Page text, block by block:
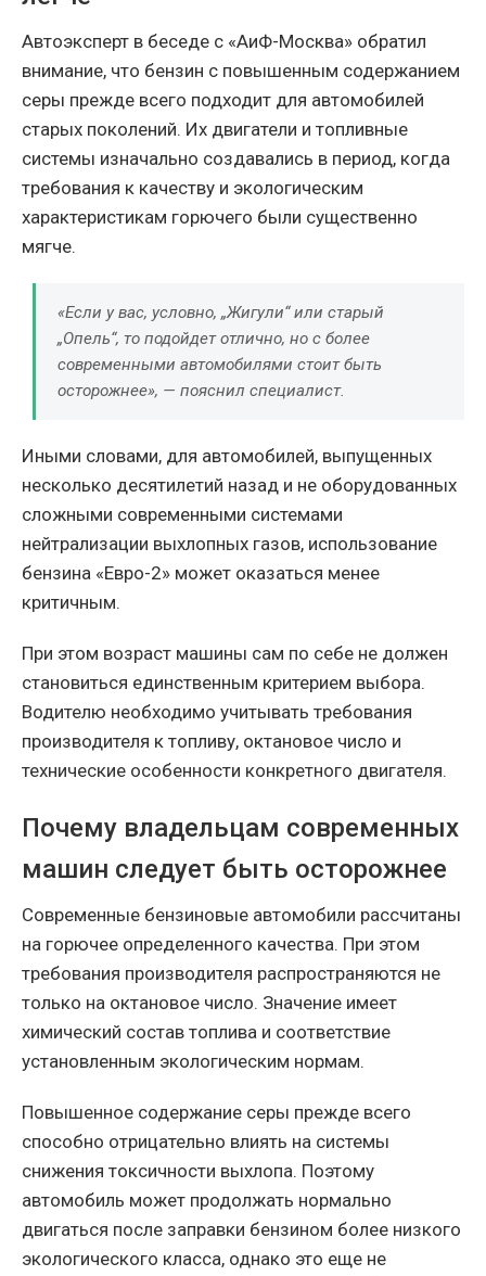
Автоэксперт в беседе с «АиФ-Москва» обратил
внимание, что бензин с повышенным содержанием
серы прежде всего подходит для автомобилей
старых поколений. Их двигатели и топливные
системы изначально создавались в период, когда
требования к качеству и экологическим
характеристикам горючего были существенно
мягче.
«Если у вас, условно, „Жигули“ или старый
„Опель“, то подойдет отлично, но с более
современными автомобилями стоит быть
осторожнее», — пояснил специалист.
Иными словами, для автомобилей, выпущенных
несколько десятилетий назад и не оборудованных
сложными современными системами
нейтрализации выхлопных газов, использование
бензина «Евро-2» может оказаться менее
критичным.
При этом возраст машины сам по себе не должен
становиться единственным критерием выбора.
Водителю необходимо учитывать требования
производителя к топливу, октановое число и
технические особенности конкретного двигателя.
Почему владельцам современных
машин следует быть осторожнее
Современные бензиновые автомобили рассчитаны
на горючее определенного качества. При этом
требования производителя распространяются не
только на октановое число. Значение имеет
химический состав топлива и соответствие
установленным экологическим нормам.
Повышенное содержание серы прежде всего
способно отрицательно влиять на системы
снижения токсичности выхлопа. Поэтому
автомобиль может продолжать нормально
двигаться после заправки бензином более низкого
экологического класса, однако это еще не